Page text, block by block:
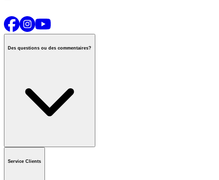
Des questions ou des commentaires?
Contactez-nous
ou appeler1-800-665-8685
Service Clients